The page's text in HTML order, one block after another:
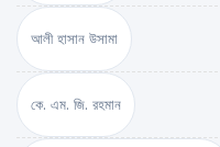
আলী হাসান উসামা
কে. এম. জি. রহমান